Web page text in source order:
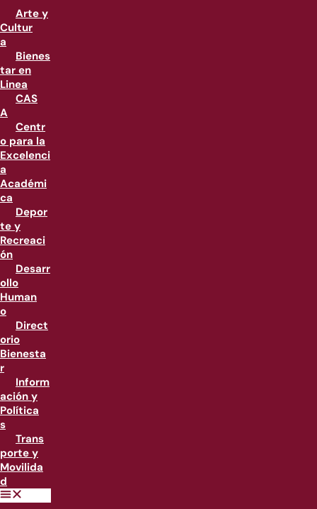
Arte y
Cultur
a
Bienes
tar en
Linea
CAS
A
Centr
o para la
Excelenci
a
Académi
ca
Depor
te y
Recreaci
ón
Desarr
ollo
Human
o
Direct
orio
Bienesta
r
Inform
ación y
Política
s
Trans
porte y
Movilida
d